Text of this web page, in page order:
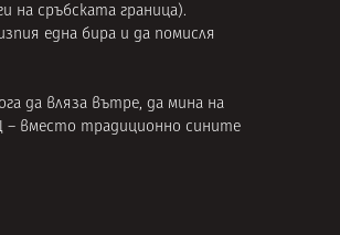
на сръбската граница).
една бира и да помисля
да вляза вътре, да мина на
– вместо традиционно сините